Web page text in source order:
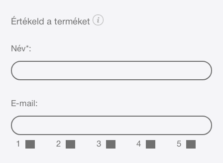
Értékeld a terméket
Név*:
E-mail:
1 2 3 4 5